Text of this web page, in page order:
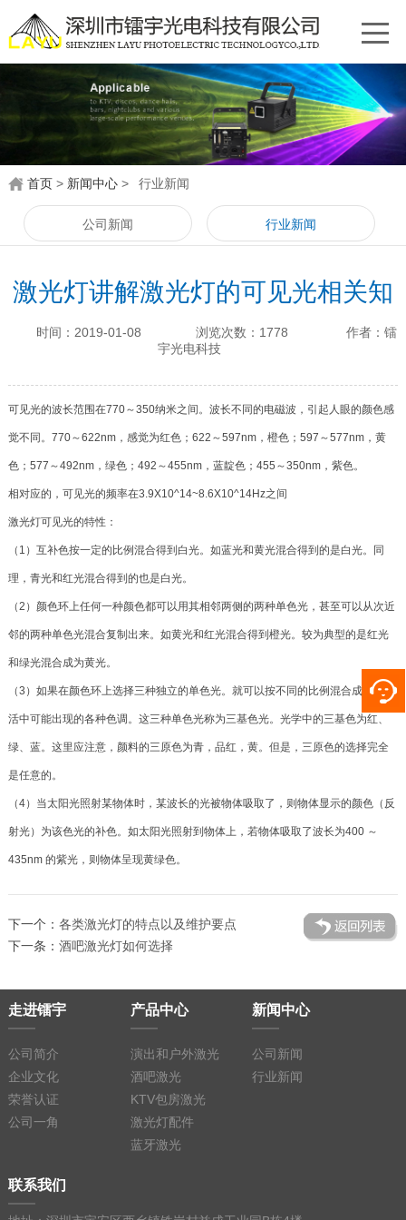
首页 > 新闻中心 > 行业新闻
公司新闻 行业新闻
激光灯讲解激光灯的可见光相关知
识
时间：2019-01-08 浏览次数：1778
作者：镭
宇光电科技
可见光的波长范围在770～350纳米之间。波长不同的电磁波，引起人眼的颜色感
觉不同。770～622nm，感觉为红色；622～597nm，橙色；597～577nm，黄
色；577～492nm，绿色；492～455nm，蓝靛色；455～350nm，紫色。
相对应的，可见光的频率在3.9X10^14~8.6X10^14Hz之间
激光灯可见光的特性：
（1）互补色按一定的比例混合得到白光。如蓝光和黄光混合得到的是白光。同
理，青光和红光混合得到的也是白光。
（2）颜色环上任何一种颜色都可以用其相邻两侧的两种单色光，甚至可以从次近
邻的两种单色光混合复制出来。如黄光和红光混合得到橙光。较为典型的是红光
和绿光混合成为黄光。
（3）如果在颜色环上选择三种独立的单色光。就可以按不同的比例混合成日常生
活中可能出现的各种色调。这三种单色光称为三基色光。光学中的三基色为红、
绿、蓝。这里应注意，颜料的三原色为青，品红，黄。但是，三原色的选择完全
是任意的。
（4）当太阳光照射某物体时，某波长的光被物体吸取了，则物体显示的颜色（反
射光）为该色光的补色。如太阳光照射到物体上，若物体吸取了波长为400 ～
435nm 的紫光，则物体呈现黄绿色。
下一个： 各类激光灯的特点以及维护要点
下一条： 酒吧激光灯如何选择
走进镭宇
公司简介
企业文化
荣誉认证
公司一角
产品中心
演出和户外激光
酒吧激光
KTV包房激光
激光灯配件
蓝牙激光
新闻中心
公司新闻
行业新闻
联系我们